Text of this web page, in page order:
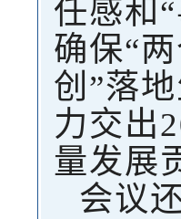
任感和
确保“
创”落
力交出
量发展
会议